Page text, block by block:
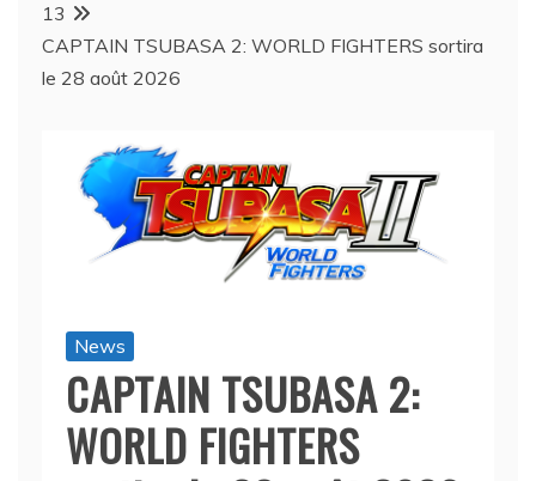
13
CAPTAIN TSUBASA 2: WORLD FIGHTERS sortira
le 28 août 2026
News
CAPTAIN TSUBASA 2:
WORLD FIGHTERS